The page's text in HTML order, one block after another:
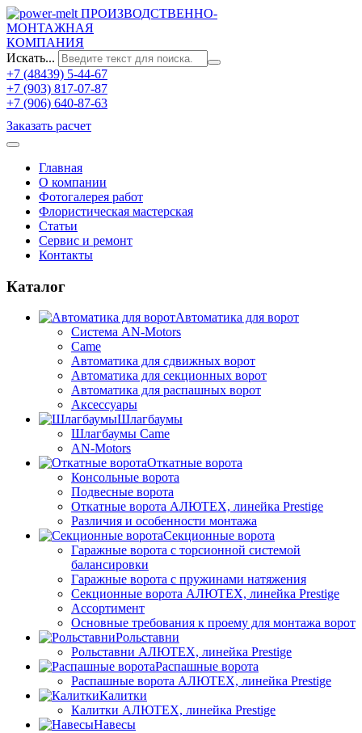
ПРОИЗВОДСТВЕННО-
МОНТАЖНАЯ
КОМПАНИЯ
Искать...
+7 (48439) 5-44-67
+7 (903) 817-07-87
+7 (906) 640-87-63
Заказать расчет
Главная
О компании
Фотогалерея работ
Флористическая мастерская
Статьи
Сервис и ремонт
Контакты
Каталог
Автоматика для ворот
Система AN-Motors
Came
Автоматика для сдвижных ворот
Автоматика для секционных ворот
Автоматика для распашных ворот
Аксессуары
Шлагбаумы
Шлагбаумы Came
AN-Motors
Откатные ворота
Консольные ворота
Подвесные ворота
Откатные ворота АЛЮТЕХ, линейка Prestige
Различия и особенности монтажа
Секционные ворота
Гаражные ворота с торсионной системой
балансировки
Гаражные ворота с пружинами натяжения
Секционные ворота АЛЮТЕХ, линейка Prestige
Ассортимент
Основные требования к проему для монтажа ворот
Рольставни
Рольставни АЛЮТЕХ, линейка Prestige
Распашные ворота
Распашные ворота АЛЮТЕХ, линейка Prestige
Калитки
Калитки АЛЮТЕХ, линейка Prestige
Навесы